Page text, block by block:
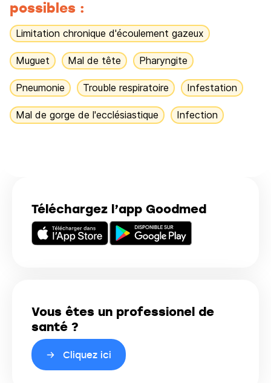
Téléchargez l’app Goodmed
Vous êtes un professionel de
santé ?
Cliquez ici
possibles :
Limitation chronique d'écoulement gazeux
Muguet Mal de tête Pharyngite
Pneumonie Trouble respiratoire Infestation
Mal de gorge de l'ecclésiastique Infection